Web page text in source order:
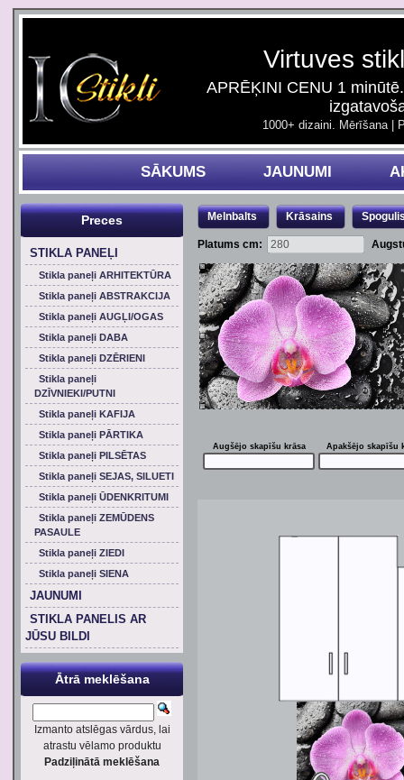
Virtuves
APRĒĶINI CENU 1
1000+ dizaini. Mērīšana |
SĀKUMS JAUNUMI
Melnbalts Krāsains
Platums cm:
Augšējo skapīšu krāsa Apakšējo skapīšu
Preces
STIKLA PANEĻI
Stikla paneļi ARHITEKTŪRA
Stikla paneļi ABSTRAKCIJA
Stikla paneļi AUGĻI/OGAS
Stikla paneļi DABA
Stikla paneļi DZĒRIENI
Stikla paneļi
DZĪVNIEKI/PUTNI
Stikla paneļi KAFIJA
Stikla paneļi PĀRTIKA
Stikla paneļi PILSĒTAS
Stikla paneļi SEJAS, SILUETI
Stikla paneļi ŪDENKRITUMI
Stikla paneļi ZEMŪDENS
PASAULE
Stikla paneļi ZIEDI
Stikla paneļi SIENA
JAUNUMI
STIKLA PANELIS AR
JŪSU BILDI
Ātrā meklēšana
Izmanto atslēgas vārdus, lai
atrastu vēlamo produktu
Padziļinātā meklēšana